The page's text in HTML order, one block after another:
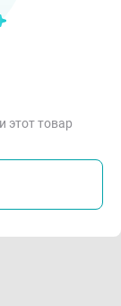
этот товар